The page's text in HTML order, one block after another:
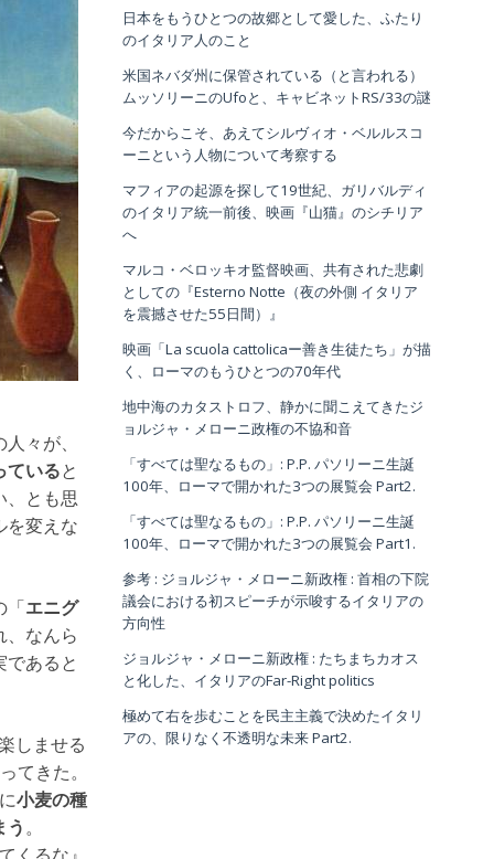
々が、
ていると
、とも思
を変えな
エニグ
、なんら
であると
しませる
てきた。
小麦の種
う 。
くるな』
日本をもうひとつの故郷として愛した、ふたり
のイタリア人のこと
米国ネバダ州に保管されている（と言われる）
ムッソリーニのUfoと、キャビネットRS/33の謎
今だからこそ、あえてシルヴィオ・ベルルスコ
ーニという人物について考察する
マフィアの起源を探して19世紀、ガリバルディ
のイタリア統一前後、映画『山猫』のシチリア
へ
マルコ・ベロッキオ監督映画、共有された悲劇
としての『Esterno Notte（夜の外側 イタリア
を震撼させた55日間）』
映画「La scuola cattolicaー善き生徒たち」が描
く、ローマのもうひとつの70年代
地中海のカタストロフ、静かに聞こえてきたジ
ョルジャ・メローニ政権の不協和音
「すべては聖なるもの」: P.P. パソリーニ生誕
100年、ローマで開かれた3つの展覧会 Part2.
「すべては聖なるもの」: P.P. パソリーニ生誕
100年、ローマで開かれた3つの展覧会 Part1.
参考 : ジョルジャ・メローニ新政権 : 首相の下院
議会における初スピーチが示唆するイタリアの
方向性
ジョルジャ・メローニ新政権 : たちまちカオス
と化した、イタリアのFar-Right politics
極めて右を歩むことを民主主義で決めたイタリ
アの、限りなく不透明な未来 Part2.